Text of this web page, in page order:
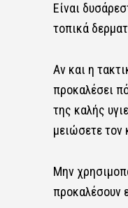
Είναι
τοπικά
Αν και η
προκαλέσει
της καλής
μειώσετε τον
Μην
προκαλέσουν